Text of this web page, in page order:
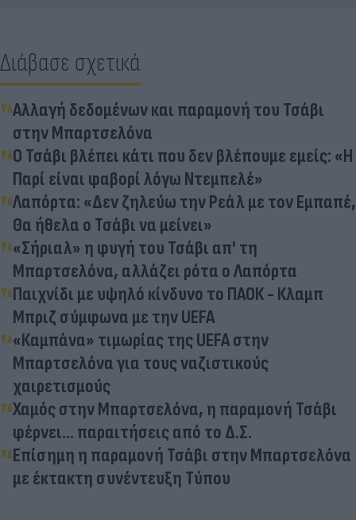
Διάβασε σχετικά
Αλλαγή δεδομένων και παραμονή του Τσάβι
στην Μπαρτσελόνα
Ο Τσάβι βλέπει κάτι που δεν βλέπουμε εμείς: «Η
Παρί είναι φαβορί λόγω Ντεμπελέ»
Λαπόρτα: «Δεν ζηλεύω την Ρεάλ με τον Εμπαπέ,
Θα ήθελα ο Τσάβι να μείνει»
«Σήριαλ» η φυγή του Τσάβι απ' τη
Μπαρτσελόνα, αλλάζει ρότα ο Λαπόρτα
Παιχνίδι με υψηλό κίνδυνο το ΠΑΟΚ - Κλαμπ
Μπριζ σύμφωνα με την UEFA
«Καμπάνα» τιμωρίας της UEFA στην
Μπαρτσελόνα για τους ναζιστικούς
χαιρετισμούς
Χαμός στην Μπαρτσελόνα, η παραμονή Τσάβι
φέρνει... παραιτήσεις από το Δ.Σ.
Επίσημη η παραμονή Τσάβι στην Μπαρτσελόνα
με έκτακτη συνέντευξη Τύπου